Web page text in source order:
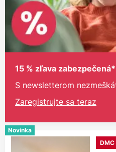
15 % zľava zabezpečená*
S newsletterom
Zaregistrujte sa teraz
Novinka